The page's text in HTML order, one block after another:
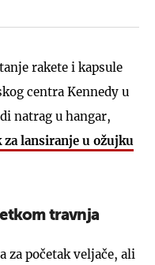
rakete i kapsule
centra Kennedy u
natrag u hangar,
lansiranje u ožujku
travnja
za početak veljače, ali